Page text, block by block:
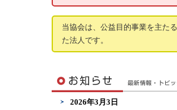
当協会は、公益目的事業を主た
た法人です。
2026年3月3日